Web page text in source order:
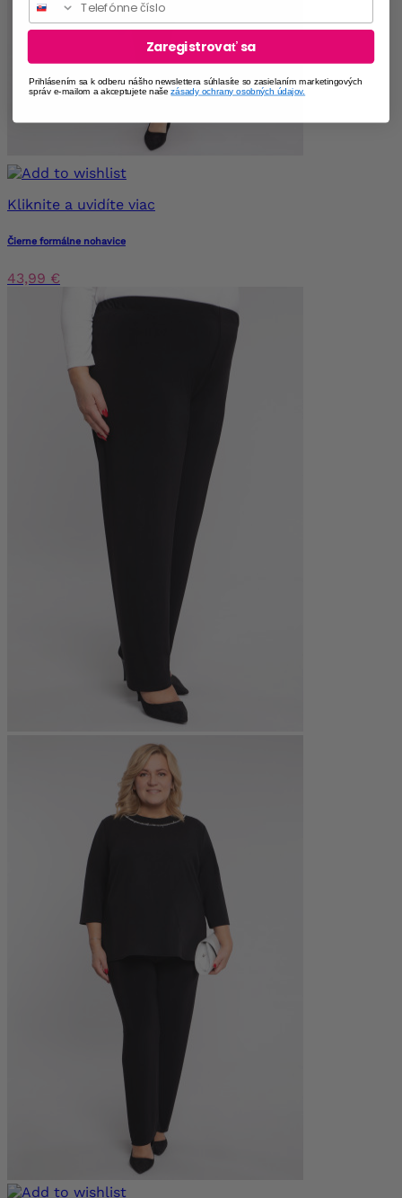
Kliknite a uvidíte viac
Čierne formálne nohavice
43,99 €
Zaregistrovať sa
Prihlásením sa k odberu nášho newslettera súhlasíte so zasielaním marketingových
správ e-mailom a akceptujete našezásady ochrany osobných údajov.